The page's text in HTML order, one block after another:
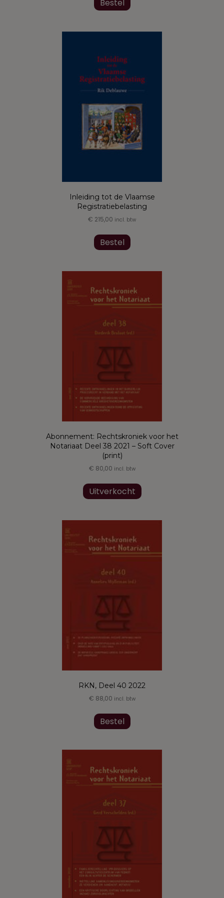
Bestel
variaties.
worden
de
productpagina
Inleiding tot de Vlaamse
Registratiebelasting
€ 215,00 incl. btw
Bestel
Abonnement: Rechtskroniek voor het
Notariaat Deel 38 2021 – Soft Cover
(print)
€ 80,00 incl. btw
Uitverkocht
RKN, Deel 40 2022
€ 88,00 incl. btw
Bestel product
heeft
variaties.
optie
kan
gekozen
op
productpagina